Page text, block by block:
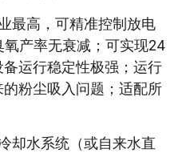
最高，可精准控制放电
产率无衰减；可实现24
运行稳定性极强；运行
粉尘吸入问题；适配所
却水系统（或自来水直